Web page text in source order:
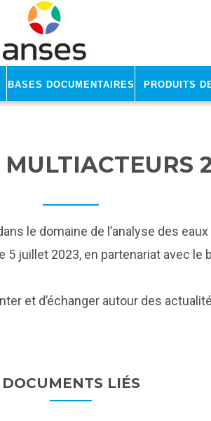
Bases documentaires Produits
le domaine de l’analyse des
juillet 2023, en partenariat avec
et d’échanger autour des
DOCUMENTS LIÉS